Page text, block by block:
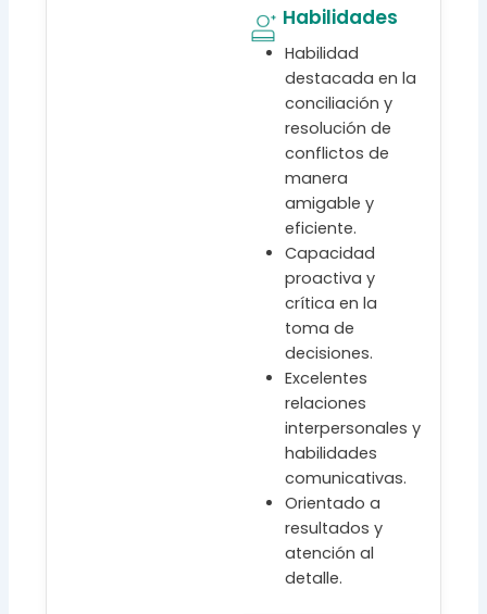
Habilidades
Habilidad
destacada en la
conciliación y
resolución de
conflictos de
manera
amigable y
eficiente.
Capacidad
proactiva y
crítica en la
toma de
decisiones.
Excelentes
relaciones
interpersonales y
habilidades
comunicativas.
Orientado a
resultados y
atención al
detalle.